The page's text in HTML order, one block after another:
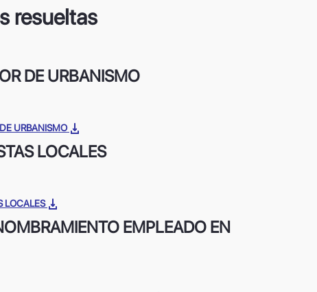
resueltas
DE URBANISMO
URBANISMO
LOCALES
LOCALES
EMPLEADO EN